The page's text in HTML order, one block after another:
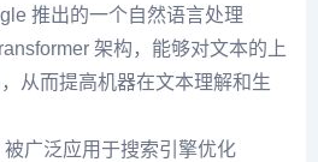
推出的一个自然语言处理
架构，能够对文本的上
从而提高机器在文本理解和生
广泛应用于搜索引擎优化